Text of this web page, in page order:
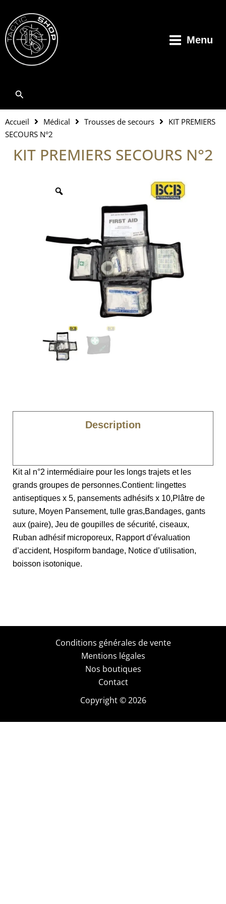
contenu
Menu
Rechercher
Accueil Médical Trousses de secours
KIT PREMIERS
SECOURS N°2
KIT PREMIERS SECOURS N°2
Description
Kit al n°2 intermédiaire pour les longs trajets et les
grands groupes de personnes.Contient: lingettes
antiseptiques x 5, pansements adhésifs x 10,Plâtre de
suture, Moyen Pansement, tulle gras,Bandages, gants
aux (paire), Jeu de goupilles de sécurité, ciseaux,
Ruban adhésif microporeux, Rapport d’évaluation
d’accident, Hospiform bandage, Notice d’utilisation,
boisson isotonique.
Conditions générales de vente
Mentions légales
Nos boutiques
Contact
Copyright © 2026